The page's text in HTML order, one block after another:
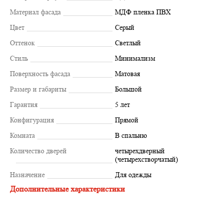
Материал фасада
МДФ пленка ПВХ
Цвет
Серый
Оттенок
Светлый
Стиль
Минимализм
Поверхность фасада
Матовая
Размер и габариты
Большой
Гарантия
5 лет
Конфигурация
Прямой
Комната
В спальню
Количество дверей
четырехдверный
(четырехстворчатый)
Назначение
Для одежды
Дополнительные характеристики